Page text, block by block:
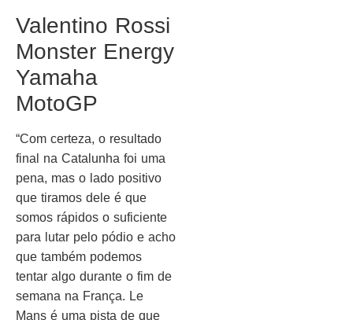
Valentino Rossi
Monster Energy
Yamaha
MotoGP
“Com certeza, o resultado
final na Catalunha foi uma
pena, mas o lado positivo
que tiramos dele é que
somos rápidos o suficiente
para lutar pelo pódio e acho
que também podemos
tentar algo durante o fim de
semana na França. Le
Mans é uma pista de que